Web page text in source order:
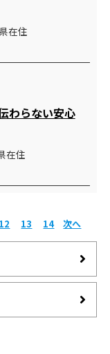
在住
わらない安心
在住
12 13 14 次へ